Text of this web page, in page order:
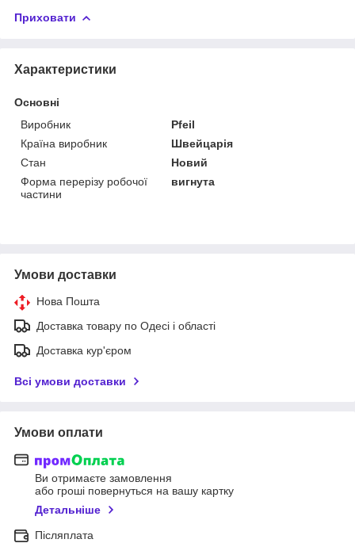
Приховати
Характеристики
Основні
Виробник
Pfeil
Країна виробник
Швейцарія
Стан
Новий
Форма перерізу робочої
частини
вигнута
Умови доставки
Нова Пошта
Доставка товару по Одесі і області
Доставка кур'єром
Всі умови доставки
Умови оплати
Ви отримаєте замовлення
або гроші повернуться на вашу картку
Детальніше
Післяплата